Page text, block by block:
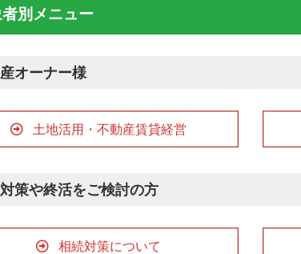
別メニュー
オーナー様
土地活用・不動産賃貸経営
策や終活をご検討の方
相続対策について